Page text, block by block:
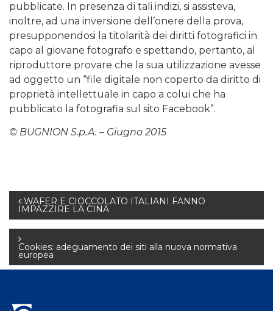
pubblicate. In presenza di tali indizi, si assisteva,
inoltre, ad una inversione dell’onere della prova,
presupponendosi la titolarità dei diritti fotografici in
capo al giovane fotografo e spettando, pertanto, al
riproduttore provare che la sua utilizzazione avesse
ad oggetto un “file digitale non coperto da diritto di
proprietà intellettuale in capo a colui che ha
pubblicato la fotografia sul sito Facebook”.
© BUGNION S.p.A. – Giugno 2015
Navigazione
articoli
WAFER E CIOCCOLATO ITALIANI FANNO
IMPAZZIRE LA CINA
Cookies: adeguamento dei siti alla nuova normativa
europea